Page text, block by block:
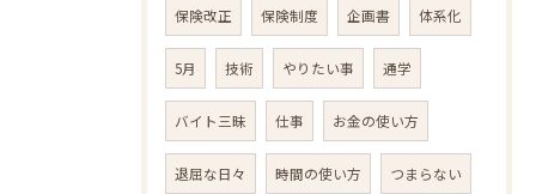
保険改正 保険制度 企画書 体系化
5月 技術 やりたい事 通学
バイト三昧 仕事 お金の使い方
退屈な日々 時間の使い方 つまらない